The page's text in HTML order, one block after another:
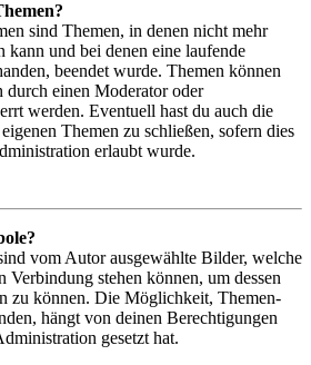
sind Themen, in denen nicht mehr
kann und bei denen eine laufende
beendet wurde. Themen können
durch einen Moderator oder
werden. Eventuell hast du auch die
Themen zu schließen, sofern dies
erlaubt wurde.
vom Autor ausgewählte Bilder, welche
Verbindung stehen können, um dessen
zu können. Die Möglichkeit, Themen-
hängt von deinen Berechtigungen
gesetzt hat.